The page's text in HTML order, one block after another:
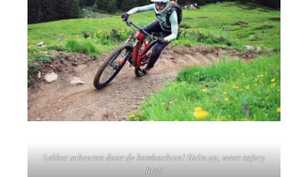
Lekker scheuren door de kombochten! Helm op, want safety
first!